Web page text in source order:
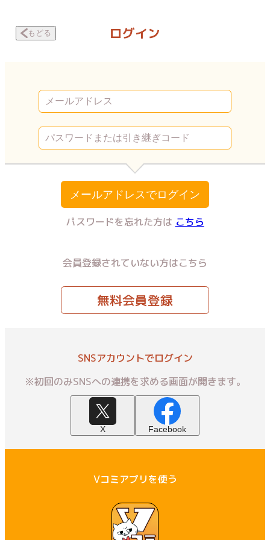
もどる ログイン
メールアドレスでログイン
パスワードを忘れた方は こちら
会員登録されていない方はこちら
無料会員登録
SNSアカウントでログイン
※初回のみSNSへの連携を求める画面が開きます。
X Facebook
Vコミアプリを使う